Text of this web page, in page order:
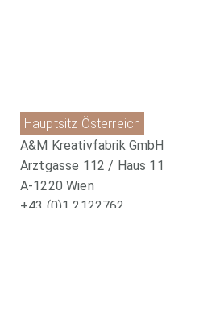
Hauptsitz Österreich
A&M Kreativfabrik GmbH
Arztgasse 112 / Haus 11
A-1220 Wien
+43 (0)1 2122762